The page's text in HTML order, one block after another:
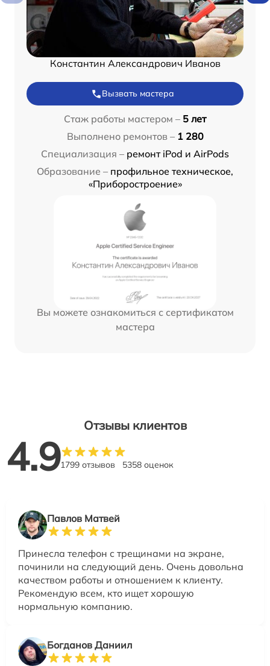
Константин Александрович Иванов
Вызвать мастера
Стаж работы мастером – 5 лет
Выполнено ремонтов – 1 280
Специализация – ремонт iPod и AirPods
Образование – профильное техническое,
«Приборостроение»
Вы можете ознакомиться с сертификатом
мастера
Отзывы клиентов
4.91799 отзывов 5358 оценок
Павлов Матвей
Принесла телефон с трещинами на экране,
починили на следующий день. Очень довольна
качеством работы и отношением к клиенту.
Рекомендую всем, кто ищет хорошую
нормальную компанию.
Богданов Даниил